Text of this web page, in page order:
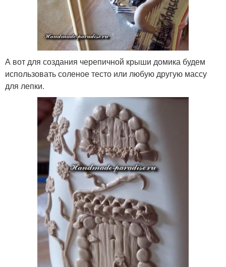
А вот для создания черепичной крыши домика будем
использовать соленое тесто или любую другую массу
для лепки.